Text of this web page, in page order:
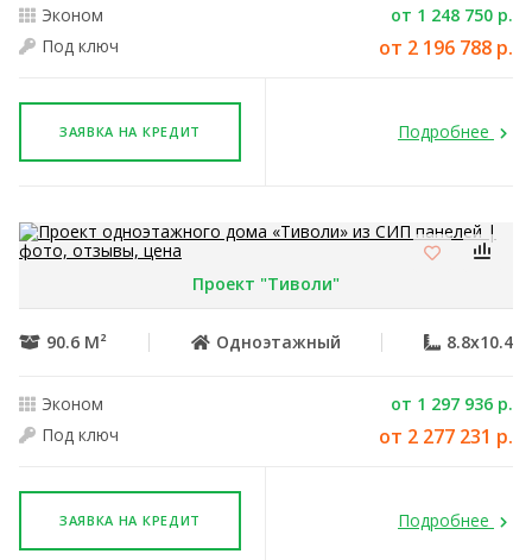
Эконом
от 1 248 750 р.
Под ключ
от 2 196 788 р.
ЗАЯВКА НА КРЕДИТ Подробнее
Проект "Тиволи"
90.6 М² Одноэтажный 8.8x10.4
Эконом
от 1 297 936 р.
Под ключ
от 2 277 231 р.
ЗАЯВКА НА КРЕДИТ Подробнее